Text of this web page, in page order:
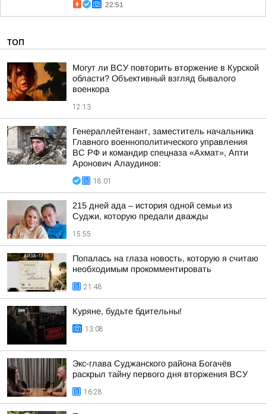
22:51
ТОП
Могут ли ВСУ повторить вторжение в Курской
области? Объективный взгляд бывалого
военкора
12:13
Генераллейтенант, заместитель начальника
Главного военнополитического управления
ВС РФ и командир спецназа «Ахмат», Апти
Аронович Алаудинов:
18:01
215 дней ада – история одной семьи из
Суджи, которую предали дважды
15:55
Попалась на глаза новость, которую я считаю
необходимым прокомментировать
21:48
Куряне, будьте бдительны!
13:08
Экс-глава Суджанского района Богачёв
раскрыл тайну первого дня вторжения ВСУ
16:28